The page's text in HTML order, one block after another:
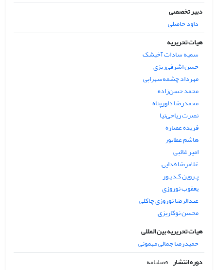
دبیر تخصصی
داود حاصلی
هیات تحریریه
سمیه سادات آخیشک
حسن اشرفی‌ریزی
مهرداد چشمه‌سهرابی
محمد حسن‌زاده
محمدرضا داورپناه
نصرت ریاحی‌نیا
فریده عصاره
هاشم عطاپور
امیر غائبی
غلامرضا فدایی
پـروین کـدیـور
یعقوب نوروزی
عبدالرضا نوروزی چاکلی
محسن نوکاریزی
هیات تحریریه بین المللی
حمیدرضا جمالی مهموئی
دوره انتشار فصلنامه